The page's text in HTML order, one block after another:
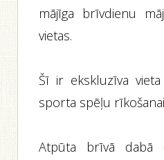
mājīga brīvdienu
vietas.
Šī ir ekskluzīva
sporta spēļu
Atpūta brīvā dabā